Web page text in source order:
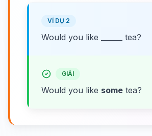
VÍ DỤ 2
Would you like ______ tea?
GIẢI
Would you like some tea?